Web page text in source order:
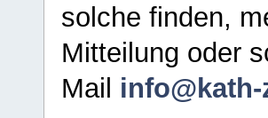
solche finden,
Mitteilung oder
Mail